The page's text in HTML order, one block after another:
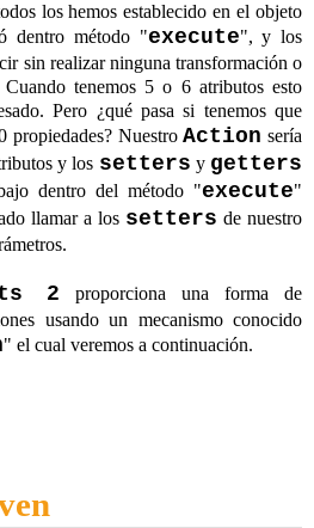
los hemos establecido en el objeto
dentro método "execute", y los
sin realizar ninguna transformación o
Cuando tenemos 5 o 6 atributos esto
Pero ¿qué pasa si tenemos que
propiedades? NuestroAction sería
y los setters y getters
dentro del método "execute"
llamar a los setters de nuestro
2 proporciona una forma de
usando un mecanismo conocido
" el cual veremos a continuación.